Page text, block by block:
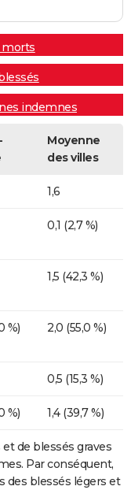
morts
indemnes
Moyenne
des villes
1,6
0,1 (2,7 %)
1,5 (42,3 %)
%) 2,0 (55,0 %)
0,5 (15,3 %)
%) 1,4 (39,7 %)
de blessés graves
Par conséquent,
des blessés légers et